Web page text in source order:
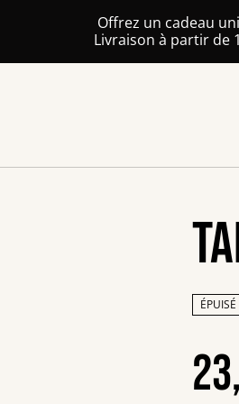
Offrez un cadeau
Livraison à partir de
ÉPUISÉ